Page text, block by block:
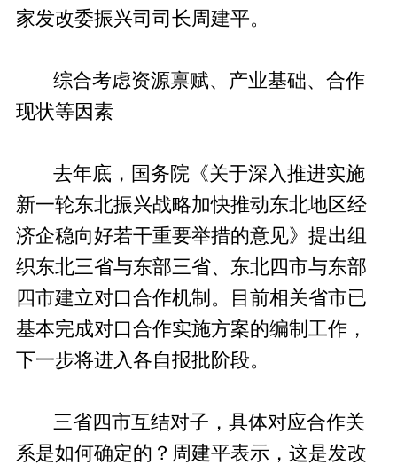
家发改委振兴司司长周建平。
综合考虑资源禀赋、产业基础、合作
现状等因素
去年底，国务院《关于深入推进实施
新一轮东北振兴战略加快推动东北地区经
济企稳向好若干重要举措的意见》提出组
织东北三省与东部三省、东北四市与东部
四市建立对口合作机制。目前相关省市已
基本完成对口合作实施方案的编制工作，
下一步将进入各自报批阶段。
三省四市互结对子，具体对应合作关
系是如何确定的？周建平表示，这是发改